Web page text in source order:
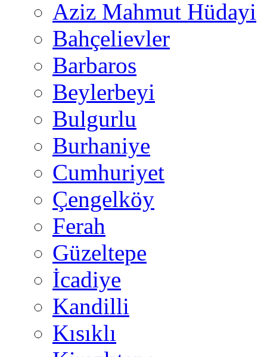
Aziz Mahmut Hüdayi
Bahçelievler
Barbaros
Beylerbeyi
Bulgurlu
Burhaniye
Cumhuriyet
Çengelköy
Ferah
Güzeltepe
İcadiye
Kandilli
Kısıklı